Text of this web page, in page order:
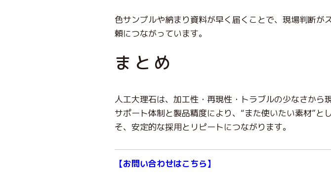
色サンプルや納まり資料が早く届くことで、現場判断
頼につながっています。
まとめ
人工大理石は、加工性・再現性・トラブルの少なさか
サポート体制と製品精度により、“また使いたい素材”
そ、安定的な採用とリピートにつながります。
【お問い合わせはこちら】